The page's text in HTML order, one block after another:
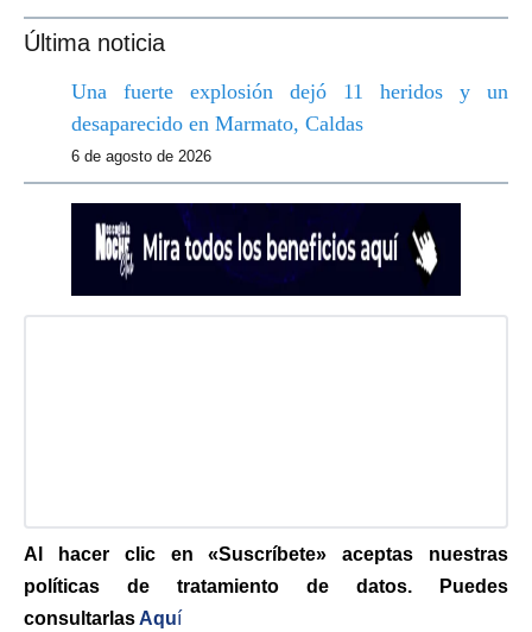
Última noticia
Una fuerte explosión dejó 11 heridos y un
desaparecido en Marmato, Caldas
6 de agosto de 2026
Al hacer clic en «Suscríbete» aceptas nuestras
políticas de tratamiento de datos. Puedes
consultarlas Aquí